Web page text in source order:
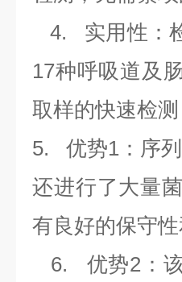
4. 实用性：
17种呼吸道及
取样的快速检
5. 优势1 ：序
还进行了大量
有良好的保守性
6. 优势2 ：